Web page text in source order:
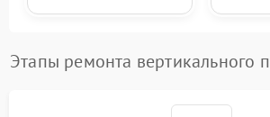
Этапы ремонта вертикального